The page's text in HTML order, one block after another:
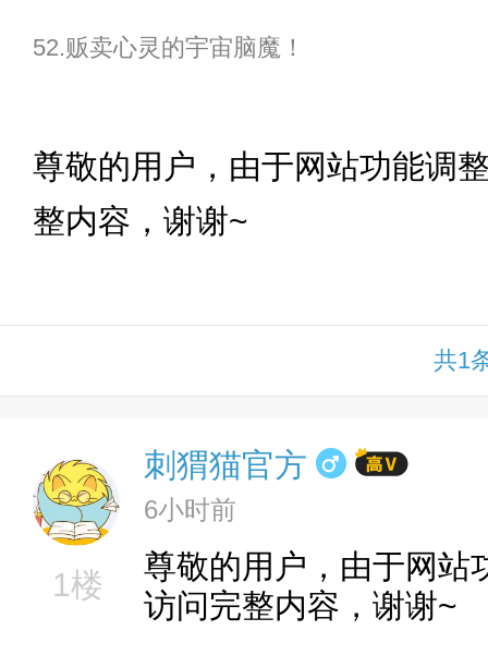
52.贩卖心灵的宇宙脑魔！
尊敬的用户，由于网站功能调
整内容，谢谢~
共1
1楼
刺猬猫官方
6小时前
尊敬的用户，由于网站
访问完整内容，谢谢~